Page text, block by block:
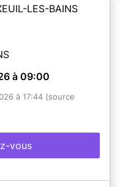
LES-BAINS
à 09:00
à 17:44 (source
vous